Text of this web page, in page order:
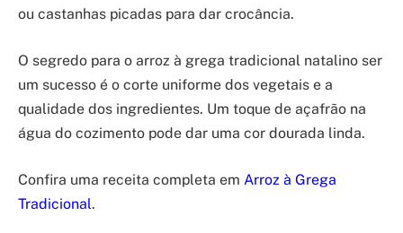
ou castanhas picadas para dar crocância.
O segredo para o arroz à grega tradicional natalino ser
um sucesso é o corte uniforme dos vegetais e a
qualidade dos ingredientes. Um toque de açafrão na
água do cozimento pode dar uma cor dourada linda.
Confira uma receita completa em Arroz à Grega
Tradicional.